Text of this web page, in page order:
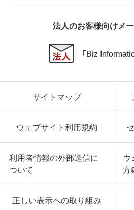
法人のお客様向けメ
「Biz
サイトマップ
ウェブサイト利用規約
利用者情報の外部送信に
ついて
ウ
方
正しい表示への取り組み